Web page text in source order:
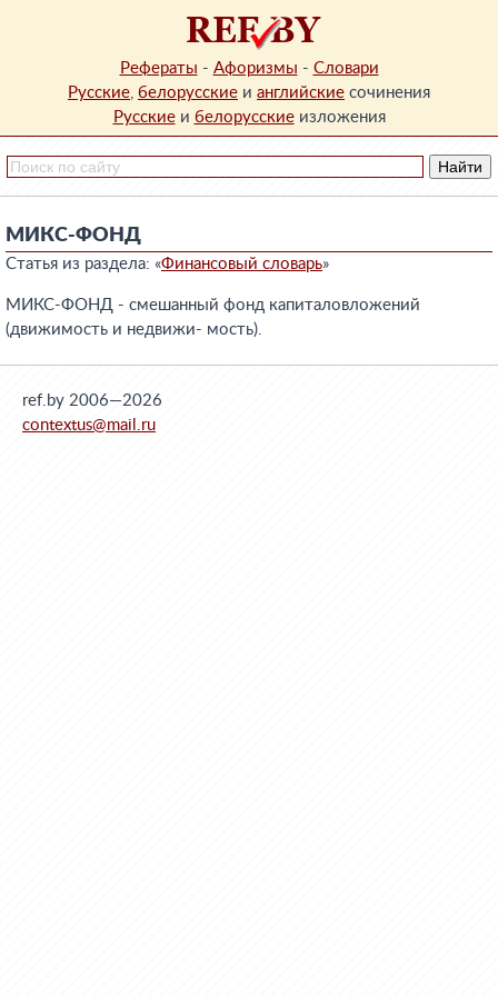
Рефераты - Афоризмы - Словари
Русские, белорусские и английские сочинения
Русскиеи белорусскиеизложения
МИКС-ФОНД
Статья из раздела: «Финансовый словарь»
МИКС-ФОНД - смешанный фонд капиталовложений
(движимость и недвижи- мость).
ref.by 2006—2026
contextus@mail.ru